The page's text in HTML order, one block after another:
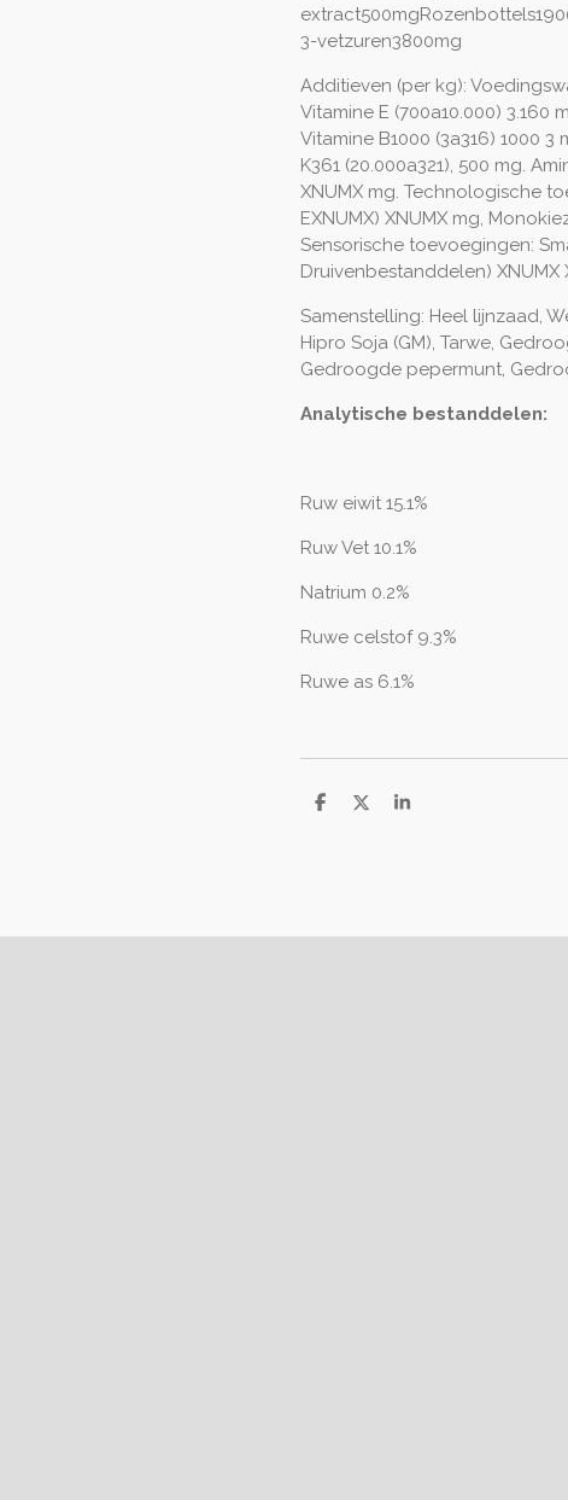
3-vetzuren3800mg
Additieven (per kg):
Vitamine E (700a10.000) 3.160
Vitamine B1000 (3a316) 1000 3
K361 (20.000a321), 500 mg.
XNUMX mg. Technologische
EXNUMX) XNUMX mg,
Sensorische toevoegingen:
Druivenbestanddelen) XNUMX
Samenstelling: Heel lijnzaad,
Hipro Soja (GM), Tarwe,
Gedroogde pepermunt,
Analytische bestanddelen:
Ruw eiwit 15.1%
Ruw Vet 10.1%
Natrium 0.2%
Ruwe celstof 9.3%
Ruwe as 6.1%
D
D
S